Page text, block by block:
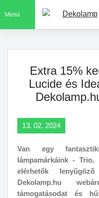
Menü
Extra 15%
Lucide és
13. 02. 2024
Van egy
lámpamárkáink -
elérhetők
Dekolamp.hu
támogatásodat és